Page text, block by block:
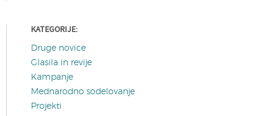
KATEGORIJE:
Druge novice
Glasila in revije
Kampanje
Mednarodno sodelovanje
Projekti